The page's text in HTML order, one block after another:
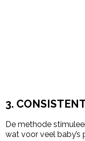
3.
De methode
wat voor veel baby’s